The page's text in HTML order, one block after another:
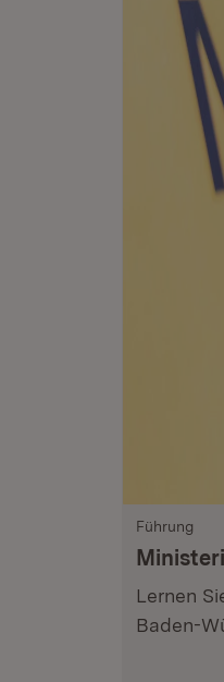
Führung
Lernen
Baden-